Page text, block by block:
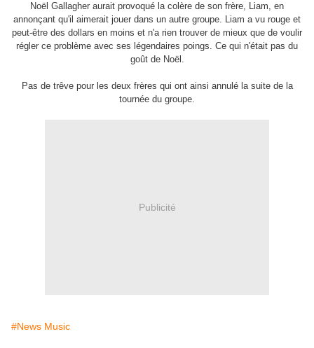
Noël Gallagher aurait provoqué la colère de son frère, Liam, en
annonçant qu'il aimerait jouer dans un autre groupe. Liam a vu rouge et
peut-être des dollars en moins et n'a rien trouver de mieux que de voulir
régler ce problème avec ses légendaires poings. Ce qui n'était pas du
goût de Noël.
Pas de trêve pour les deux frères qui ont ainsi annulé la suite de la
tournée du groupe.
Publicité
#News Music